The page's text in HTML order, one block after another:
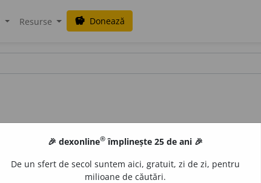
Resurse savings Donează
🎉 dexonline® împlinește 25 de ani 🎉
De un sfert de secol suntem aici, gratuit, zi de zi, pentru
milioane de căutări.